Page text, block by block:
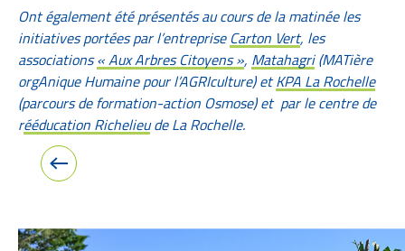
Ont également été présentés au cours de la matinée les
initiatives portées par l’entrepriseCarton Vert, les
associations« Aux Arbres Citoyens »,Matahagri(MATière
orgAnique Humaine pour l’AGRIculture) etKPA La Rochelle
(parcours de formation-action Osmose) et par le centre de
rééducation Richelieude La Rochelle.
Image précédente